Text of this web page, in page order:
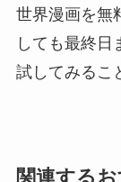
世界漫画を無
しても最終日
試してみるこ